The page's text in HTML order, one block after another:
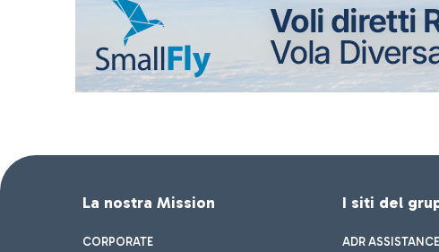
La nostra Mission
CORPORATE
I siti del
ADR ASSISTANCE